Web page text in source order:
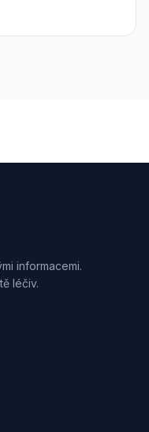
informacemi.
léčiv.